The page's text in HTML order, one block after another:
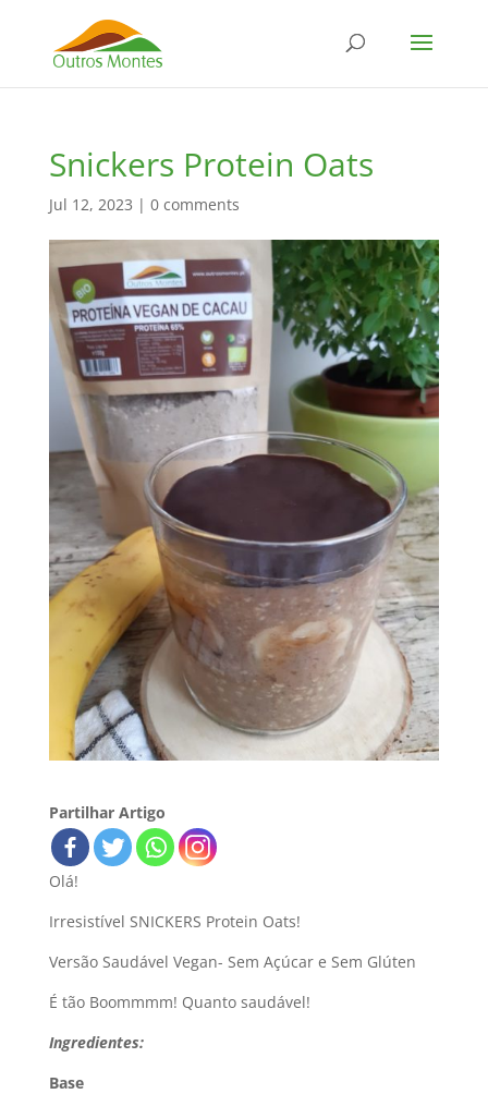
Snickers Protein Oats
Jul 12, 2023 | 0 comments
Partilhar Artigo
Olá!
Irresistível SNICKERS Protein Oats!
Versão Saudável Vegan- Sem Açúcar e Sem Glúten
É tão Boommmm! Quanto saudável!
Ingredientes:
Base